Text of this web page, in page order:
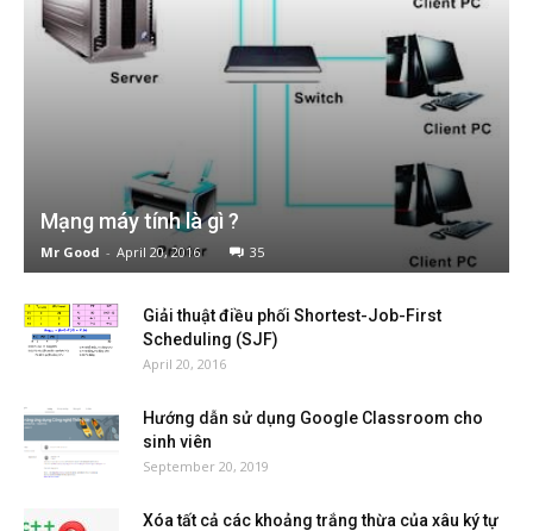
Mạng máy tính là gì ?
Mr Good - April 20, 2016 35
Giải thuật điều phối Shortest-Job-First
Scheduling (SJF)
April 20, 2016
Hướng dẫn sử dụng Google Classroom cho
sinh viên
September 20, 2019
Xóa tất cả các khoảng trắng thừa của xâu ký tự